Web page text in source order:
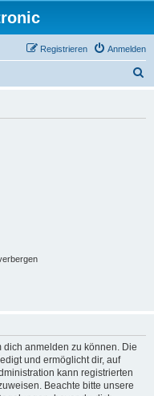
Anmelden
Registrieren
dich anmelden zu können. Die
und ermöglicht dir, auf
kann registrierten
Beachte bitte unsere